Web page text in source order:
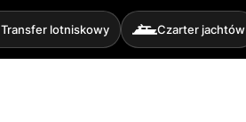
Transfer lotniskowy Czarter jachtów